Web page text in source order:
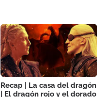
Recap | La casa del dragón
| El dragón rojo y el dorado